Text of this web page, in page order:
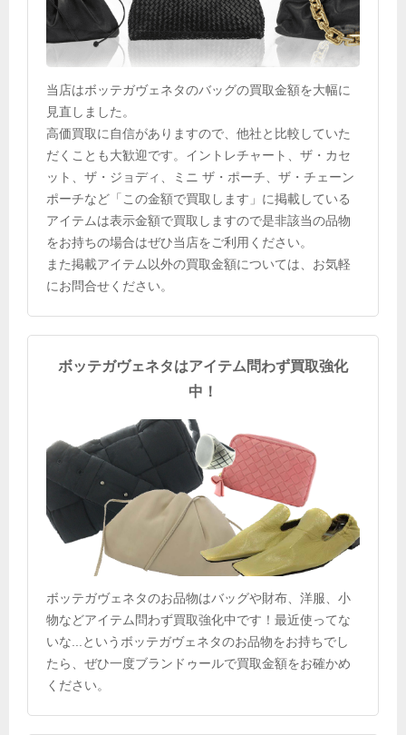
当店はボッテガヴェネタのバッグの買取金額を大幅に
見直しました。
高価買取に自信がありますので、他社と比較していた
だくことも大歓迎です。イントレチャート、ザ・カセ
ット、ザ・ジョディ、ミニ ザ・ポーチ、ザ・チェーン
ポーチなど「この金額で買取します」に掲載している
アイテムは表示金額で買取しますので是非該当の品物
をお持ちの場合はぜひ当店をご利用ください。
また掲載アイテム以外の買取金額については、お気軽
にお問合せください。
ボッテガヴェネタはアイテム問わず買取強化
中！
ボッテガヴェネタのお品物はバッグや財布、洋服、小
物などアイテム問わず買取強化中です！最近使ってな
いな...というボッテガヴェネタのお品物をお持ちでし
たら、ぜひ一度ブランドゥールで買取金額をお確かめ
ください。